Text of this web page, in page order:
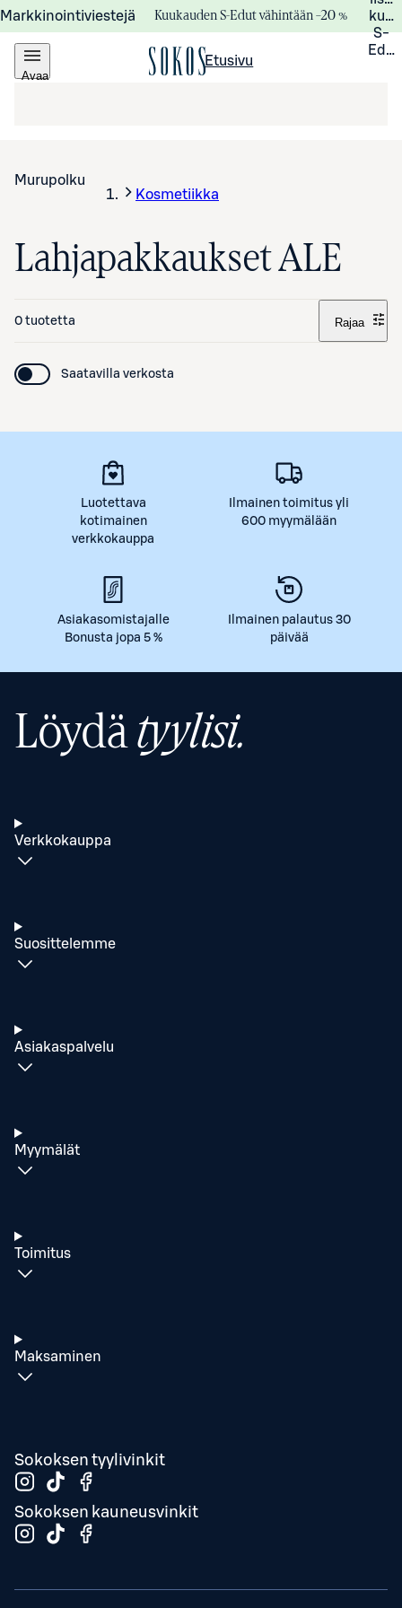
Markkinointiviestejä Kuukauden S-Edut vähintään –20 %
S-
Avaa
Etusivu
Murupolku
Kosmetiikka
Lahjapakkaukset ALE
0 tuotetta Rajaa
Saatavilla verkosta
Luotettava
kotimainen
verkkokauppa
Ilmainen toimitus yli
600 myymälään
Asiakasomistajalle
Bonusta jopa 5 %
Ilmainen palautus 30
päivää
Löydätyylisi.
Verkkokauppa
Suosittelemme
Asiakaspalvelu
Myymälät
Toimitus
Maksaminen
Sokoksen tyylivinkit
Sokoksen kauneusvinkit